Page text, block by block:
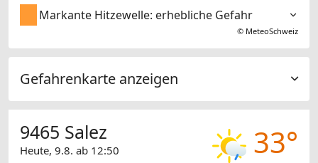
Markante Hitzewelle: erhebliche Gefahr
© MeteoSchweiz
Gefahrenkarte anzeigen
33°
9465 Salez
Heute, 9.8. ab 12:50